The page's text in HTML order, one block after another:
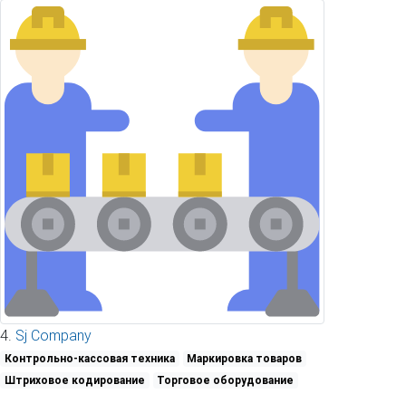
4. Sj Company
Контрольно-кассовая техника
Маркировка товаров
Штриховое кодирование
Торговое оборудование